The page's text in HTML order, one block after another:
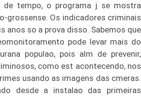
de tempo, o programa j se mostra
grossense. Os indicadores criminais
anos so a prova disso. Sabemos que
pode levar mais do
populao, pois alm de prevenir,
como est acontecendo, nos
usando as imagens das cmeras.
desde a instalao das primeiras